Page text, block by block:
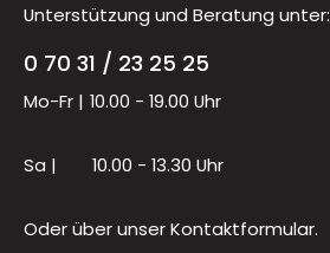
Unterstützung und Beratung unter:
0 70 31 / 23 25 25
Mo-Fr | 10.00 - 19.00 Uhr
Sa | 10.00 - 13.30 Uhr
Oder über unserKontaktformular.